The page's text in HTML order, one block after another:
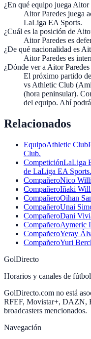
¿En qué equipo juega Aitor
Aitor Paredes juega
LaLiga EA Sports.
¿Cuál es la posición de
Aitor Paredes es
¿De qué nacionalidad es
Aitor Paredes es
¿Dónde ver a Aitor
El próximo partido
vs Athletic Club
(hora peninsular).
del equipo. Ahí
Relacionados
EquipoAthletic Club
Club.
CompeticiónLaLiga
de LaLiga EA Sports.
CompañeroNico
CompañeroIñaki
CompañeroOihan
CompañeroUnai
CompañeroDani
CompañeroAymeric
CompañeroYeray
CompañeroYuri
GolDirecto
Horarios y canales de
GolDirecto.com no está
RFEF, Movistar+, DAZN,
broadcasters mencionados.
Navegación